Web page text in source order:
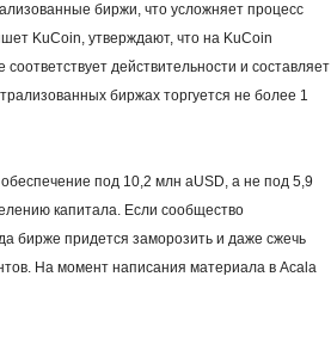
биржи, что усложняет процесс
KuCoin, утверждают, что на KuCoin
действительности и составляет
биржах торгуется не более 1
под 10,2 млн aUSD, а не под 5,9
капитала. Если сообщество
бирже придется заморозить и даже сжечь
На момент написания материала в Acala